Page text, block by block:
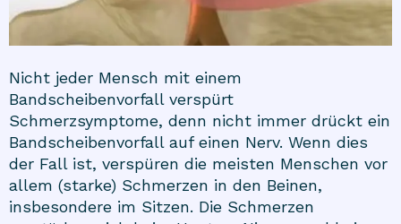
Nicht jeder Mensch mit einem
Bandscheibenvorfall verspürt
Schmerzsymptome, denn nicht immer drückt ein
Bandscheibenvorfall auf einen Nerv. Wenn dies
der Fall ist, verspüren die meisten Menschen vor
allem (starke) Schmerzen in den Beinen,
insbesondere im Sitzen. Die Schmerzen